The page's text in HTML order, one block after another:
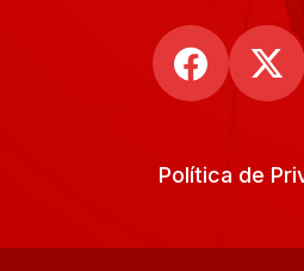
Política de